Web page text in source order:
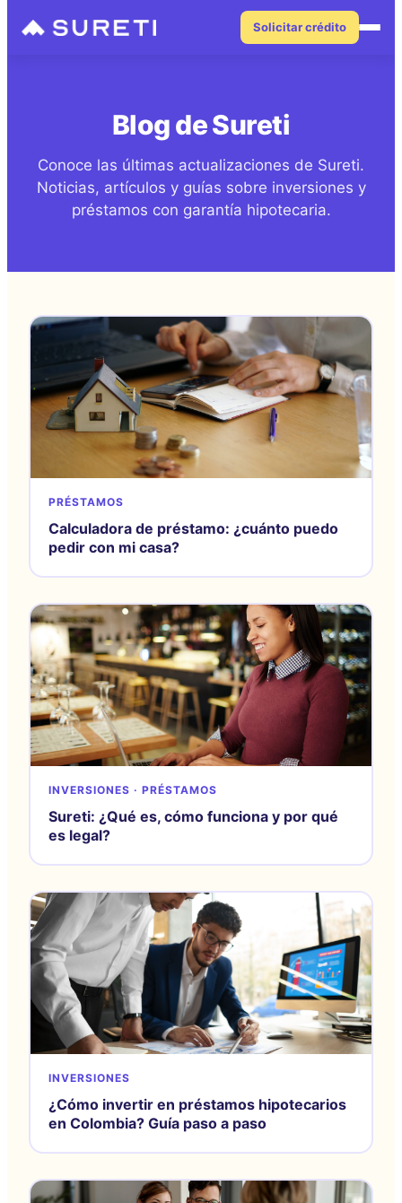
Solicitar crédito
Blog de Sureti
Conoce las últimas actualizaciones de Sureti.
Noticias, artículos y guías sobre inversiones y
préstamos con garantía hipotecaria.
PRÉSTAMOS
Calculadora de préstamo: ¿cuánto puedo
pedir con mi casa?
INVERSIONES · PRÉSTAMOS
Sureti: ¿Qué es, cómo funciona y por qué
es legal?
INVERSIONES
¿Cómo invertir en préstamos hipotecarios
en Colombia? Guía paso a paso